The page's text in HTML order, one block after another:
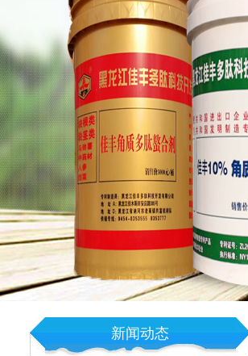
新闻动态